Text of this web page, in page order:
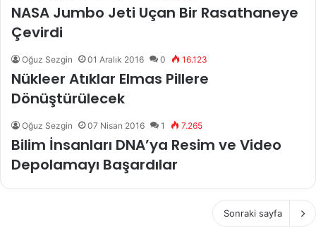
NASA Jumbo Jeti Uçan Bir Rasathaneye
Çevirdi
Oğuz Sezgin 01 Aralık 2016 0 16.123
Nükleer Atıklar Elmas Pillere
Dönüştürülecek
Oğuz Sezgin 07 Nisan 2016 1 7.265
Bilim İnsanları DNA’ya Resim ve Video
Depolamayı Başardılar
Sonraki sayfa